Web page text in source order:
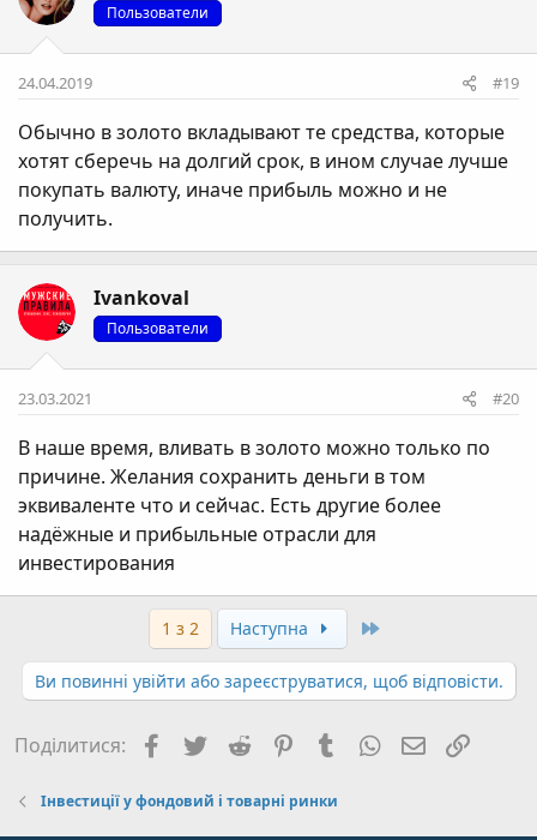
Пользователи
24.04.2019 #19
Обычно в золото вкладывают те средства, которые
хотят сберечь на долгий срок, в ином случае лучше
покупать валюту, иначе прибыль можно и не
получить.
Ivankoval
Пользователи
23.03.2021 #20
В наше время, вливать в золото можно только по
причине. Желания сохранить деньги в том
эквиваленте что и сейчас. Есть другие более
надёжные и прибыльные отрасли для
инвестирования
1 з 2 Наступна
Ви повинні увійти або зареєструватися, щоб відповісти.
Поділитися: Facebook
TwitterReddit PinterestTumblrWhatsApp
E-mail
Інвестиції у фондовий і товарні ринки